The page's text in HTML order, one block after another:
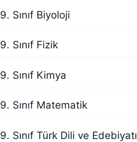
9. Sınıf Biyoloji
9. Sınıf Fizik
9. Sınıf Kimya
9. Sınıf Matematik
9. Sınıf Türk Dili ve Edebiyatı